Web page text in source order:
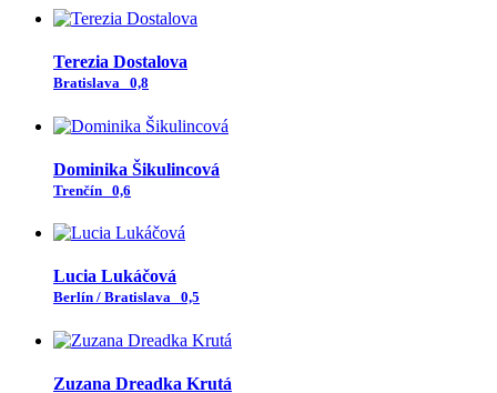
Terezia Dostalova
Bratislava 0,8
Dominika Šikulincová
Trenčín 0,6
Lucia Lukáčová
Berlín / Bratislava 0,5
Zuzana Dreadka Krutá